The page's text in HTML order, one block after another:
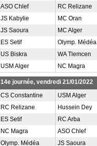
ASO Chlef RC Relizane
JS Kabylie MC Oran
JS Saoura MC Alger
ES Setif Olymp. Médéa
US Biskra WA Tlemcen
USM Alger NC Magra
14e journée, vendredi 21/01/2022
CS Constantine
USM Alger
RC Relizane Hussein Dey
ES Setif RC Arba
NC Magra ASO Chlef
Olymp. Médéa JS Saoura